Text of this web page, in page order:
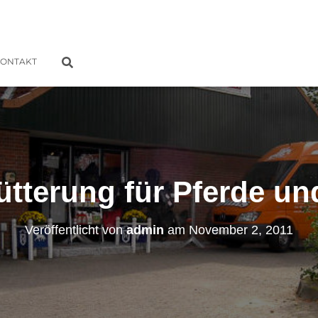
für Pferde
Veröffentlicht vonadmin am November 2, 2011